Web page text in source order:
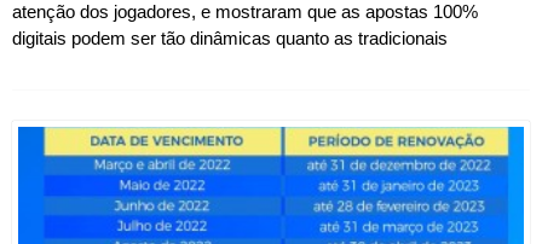
atenção dos jogadores, e mostraram que as apostas 100%
digitais podem ser tão dinâmicas quanto as tradicionais